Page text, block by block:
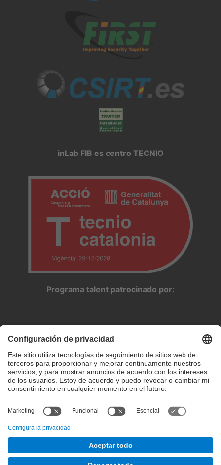
inLab FIB es centro TECNIO
Programa talent patrocinado por:
Configuración de privacidad